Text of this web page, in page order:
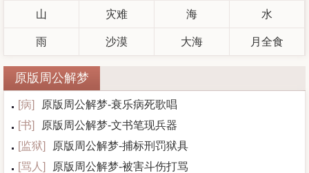
山 灾难 海 水
雨 沙漠 大海 月全食
原版周公解梦
[病]
原版周公解梦-衰乐病死歌唱
[书]
原版周公解梦-文书笔现兵器
[监狱]
原版周公解梦-捕标刑罚狱具
[骂人 ]
原版周公解梦-被害斗伤打骂